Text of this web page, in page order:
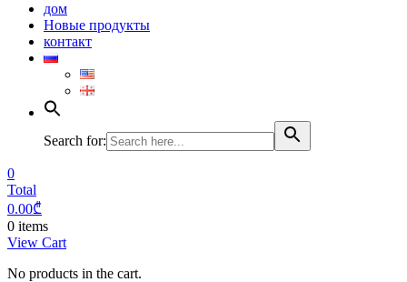
дом
Новые продукты
контакт
Search for:
0
Total
0.00₾
0 items
View Cart
No products in the cart.